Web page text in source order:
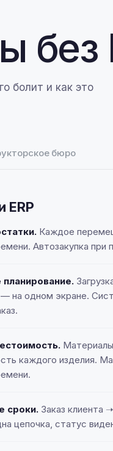
без
болит и как это
бюро
ERP
Каждое
Автозакупка при
планирование.
на одном экране.
каждого изделия.
сроки. Заказ клиента
цепочка, статус